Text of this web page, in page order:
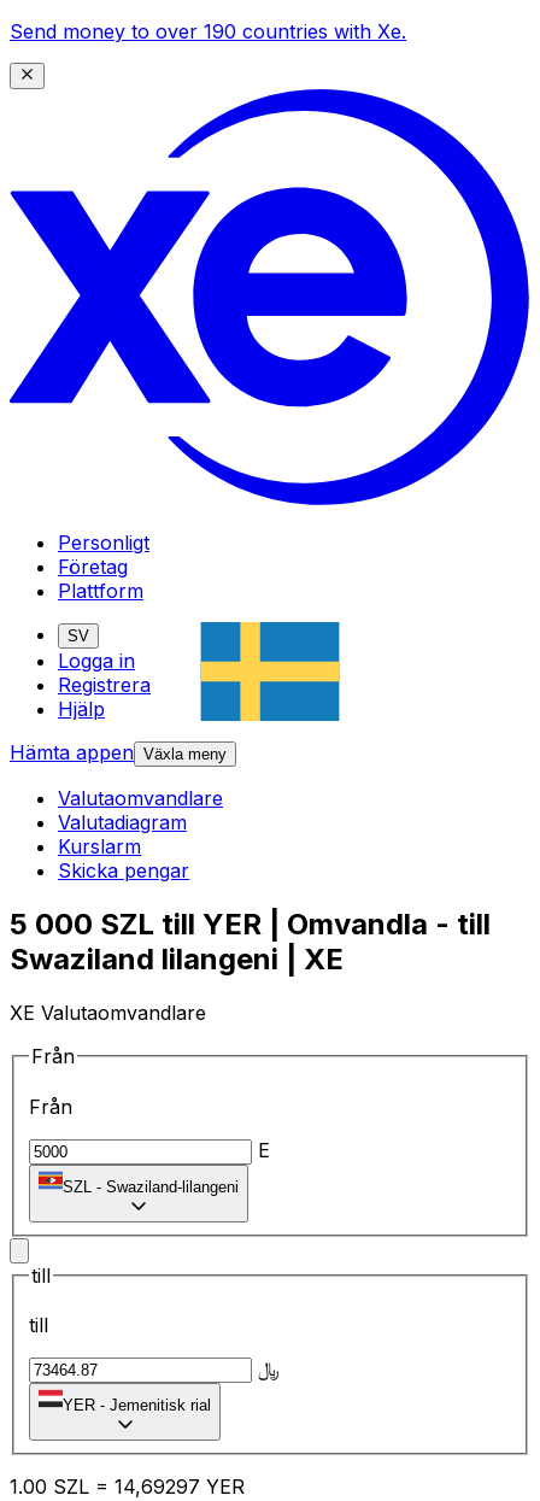
Send money to over 190 countries with Xe.
Personligt
Företag
Plattform
SV
Logga in
Registrera
Hjälp
Hämta appen Växla meny
Valutaomvandlare
Valutadiagram
Kurslarm
Skicka pengar
5 000 SZL till YER | Omvandla - till
Swaziland lilangeni | XE
XE Valutaomvandlare
Från
Från
E
SZL - Swaziland-lilangeni
till
till
﷼
YER - Jemenitisk rial
1.00 SZL = 14,69297 YER